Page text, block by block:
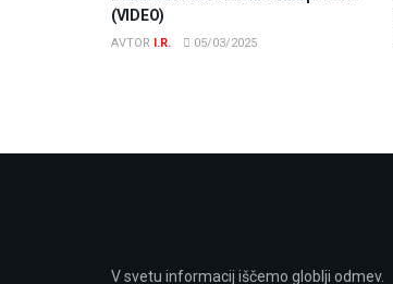
(VIDEO)
AVTOR I.R. 05/03/2025
V svetu informacij iščemo globlji odmev.